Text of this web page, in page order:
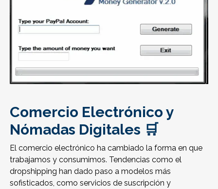
Comercio Electrónico y
Nómadas Digitales 🛒
El comercio electrónico ha cambiado la forma en que
trabajamos y consumimos. Tendencias como el
dropshipping han dado paso a modelos más
sofisticados, como servicios de suscripción y